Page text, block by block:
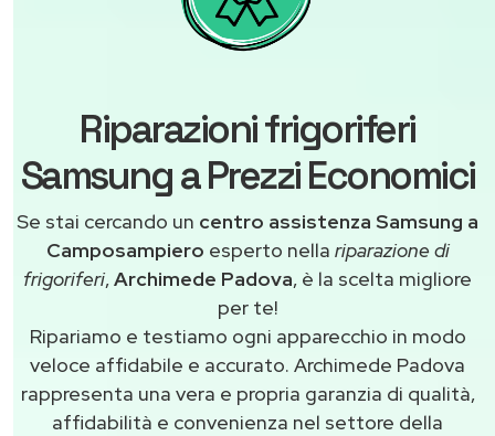
Riparazioni frigoriferi
Samsung a Prezzi Economici
Se stai cercando un centro assistenza Samsung a
Camposampiero esperto nella riparazione di
frigoriferi,Archimede Padova, è la scelta migliore
per te!
Ripariamo e testiamo ogni apparecchio in modo
veloce affidabile e accurato. Archimede Padova
rappresenta una vera e propria garanzia di qualità,
affidabilità e convenienza nel settore della